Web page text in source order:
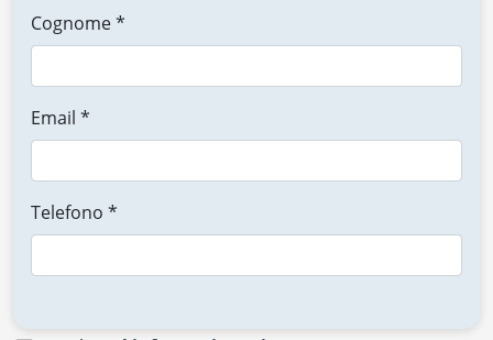
Cognome *
Email *
Telefono *